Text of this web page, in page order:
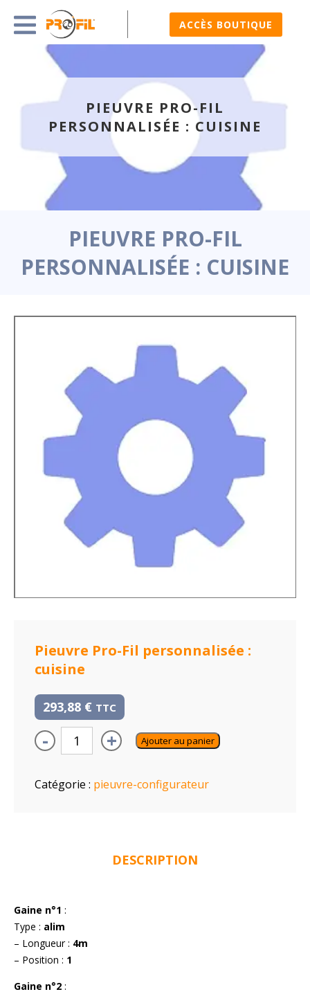
ACCÈS BOUTIQUE
PIEUVRE PRO-FIL
PERSONNALISÉE : CUISINE
PIEUVRE PRO-FIL
PERSONNALISÉE : CUISINE
Pieuvre Pro-Fil personnalisée :
cuisine
293,88 € TTC
- + Ajouter au panier
Catégorie : pieuvre-configurateur
DESCRIPTION
Gaine n°1 :
Type : alim
– Longueur : 4m
– Position : 1
Gaine n°2 :